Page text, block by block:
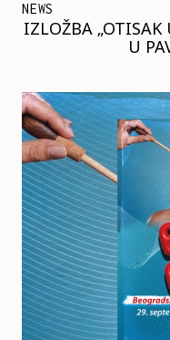
NEWS
IZLOŽBA „OTISAK
U